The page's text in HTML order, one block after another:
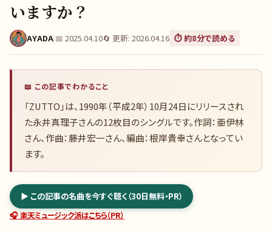
いますか？
AYADA|📅 2025.04.10🔄 更新: 2026.04.16 ⏱️ 約8分で読める
📖 この記事でわかること
「ZUTTO」は、1990年（平成2年）10月24日にリリースされ
た永井真理子さんの12枚目のシングルです。作詞：亜伊林
さん、作曲：藤井宏一さん、編曲：根岸貴幸さんとなってい
ます。
▶ この記事の名曲を今すぐ聴く（30日無料・PR）
🎧 楽天ミュージック派はこちら（PR）